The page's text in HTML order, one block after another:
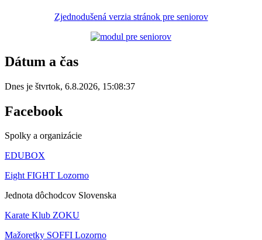
Zjednodušená verzia stránok pre seniorov
Dátum a čas
Dnes je štvrtok, 6.8.2026, 15:08:37
Facebook
Spolky a organizácie
EDUBOX
Eight FIGHT Lozorno
Jednota dôchodcov Slovenska
Karate Klub ZOKU
Mažoretky SOFFI Lozorno